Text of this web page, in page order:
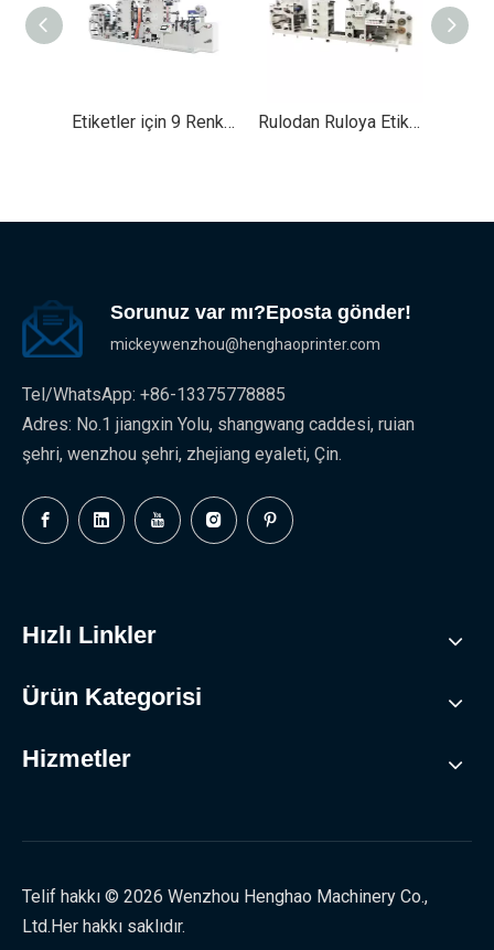
Etiketler için 9 Renkli Yapışkanlı Etiket Flekso Etiket Baskı Makinesi Fleksografik Yazıcı Rulodan Ruloya Etiketler İçin 7 Renkli Etiket Flekso Baskı Makinesi Fleksografik Yazıcılar
Sorunuz var mı?Eposta gönder!
mickeywenzhou@henghaoprinter.com
Tel/WhatsApp: +86-13375778885
Adres: No.1 jiangxin Yolu, shangwang caddesi, ruian
şehri, wenzhou şehri, zhejiang eyaleti, Çin.
Hızlı Linkler
Ürün Kategorisi
Hizmetler
Telif hakkı © 2026 Wenzhou Henghao Machinery Co.,
Ltd.Her hakkı saklıdır.